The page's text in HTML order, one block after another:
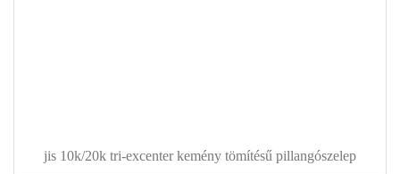
jis 10k/20k tri-excenter kemény tömítésű pillangószelep